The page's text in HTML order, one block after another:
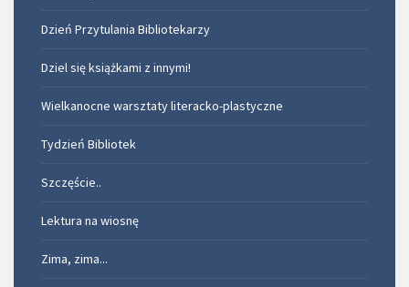
Dzień Przytulania Bibliotekarzy
Dziel się książkami z innymi!
Wielkanocne warsztaty literacko-plastyczne
Tydzień Bibliotek
Szczęście..
Lektura na wiosnę
Zima, zima...